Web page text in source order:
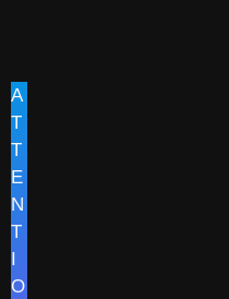
A
T
T
E
N
T
I
O